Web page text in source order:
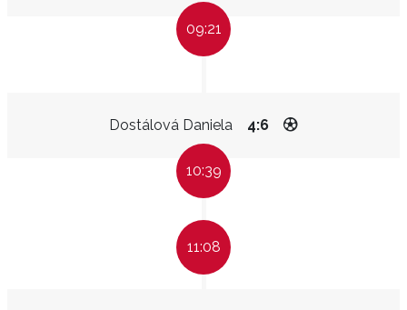
09:21
Dostálová Daniela 4:6
10:39
11:08